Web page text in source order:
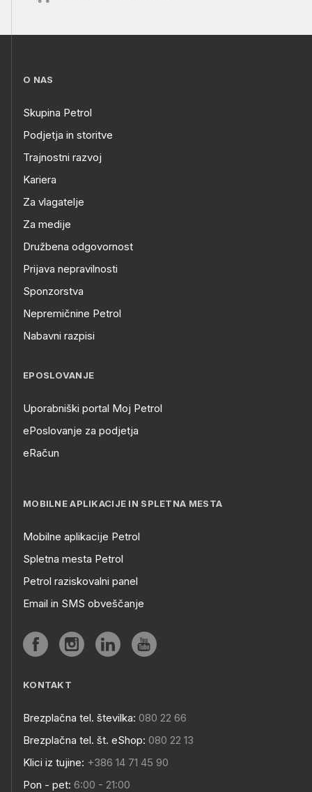
O NAS
Skupina Petrol
Podjetja in storitve
Trajnostni razvoj
Kariera
Za vlagatelje
Za medije
Družbena odgovornost
Prijava nepravilnosti
Sponzorstva
Nepremičnine Petrol
Nabavni razpisi
EPOSLOVANJE
Uporabniški portal Moj Petrol
ePoslovanje za podjetja
eRačun
MOBILNE APLIKACIJE IN SPLETNA MESTA
Mobilne aplikacije Petrol
Spletna mesta Petrol
Petrol raziskovalni panel
Email in SMS obveščanje
KONTAKT
Brezplačna tel. številka: 080 22 66
Brezplačna tel. št. eShop: 080 22 13
Klici iz tujine: +386 14 71 45 90
Pon - pet: 6:00 - 21:00